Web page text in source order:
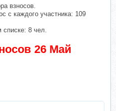
взносов.
с каждого участника: 109
списке: 8 чел.
26 Май